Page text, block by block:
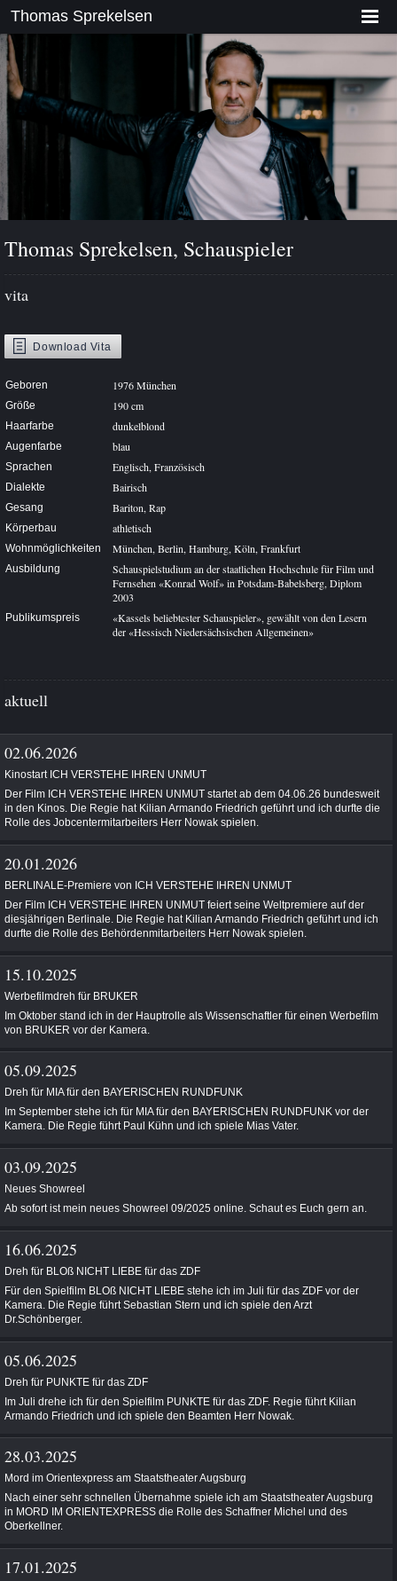
Thomas Sprekelsen
vita
Thomas Sprekelsen, Schauspieler
Download Vita
Geboren 1976 München
Größe 190 cm
Haarfarbe dunkelblond
Augenfarbe blau
Sprachen Englisch, Französisch
Dialekte Bairisch
Gesang Bariton, Rap
Körperbau athletisch
Wohnmöglichkeiten München, Berlin, Hamburg, Köln, Frankfurt
Ausbildung
Schauspielstudium an der staatlichen Hochschule für Film und
Fernsehen «Konrad Wolf» in Potsdam-Babelsberg, Diplom
2003
Publikumspreis
«Kassels beliebtester Schauspieler», gewählt von den Lesern
der «Hessisch Niedersächsischen Allgemeinen»
aktuell
02.06.2026
Kinostart ICH VERSTEHE IHREN UNMUT
Der Film ICH VERSTEHE IHREN UNMUT startet ab dem 04.06.26 bundesweit
in den Kinos. Die Regie hat Kilian Armando Friedrich geführt und ich durfte die
Rolle des Jobcentermitarbeiters Herr Nowak spielen.
20.01.2026
BERLINALE-Premiere von ICH VERSTEHE IHREN UNMUT
Der Film ICH VERSTEHE IHREN UNMUT feiert seine Weltpremiere auf der
diesjährigen Berlinale. Die Regie hat Kilian Armando Friedrich geführt und ich
durfte die Rolle des Behördenmitarbeiters Herr Nowak spielen.
15.10.2025
Werbefilmdreh für BRUKER
Im Oktober stand ich in der Hauptrolle als Wissenschaftler für einen Werbefilm
von BRUKER vor der Kamera.
05.09.2025
Dreh für MIA für den BAYERISCHEN RUNDFUNK
Im September stehe ich für MIA für den BAYERISCHEN RUNDFUNK vor der
Kamera. Die Regie führt Paul Kühn und ich spiele Mias Vater.
03.09.2025
Neues Showreel
Ab sofort ist mein neues Showreel 09/2025 online. Schaut es Euch gern an.
16.06.2025
Dreh für BLOß NICHT LIEBE für das ZDF
Für den Spielfilm BLOß NICHT LIEBE stehe ich im Juli für das ZDF vor der
Kamera. Die Regie führt Sebastian Stern und ich spiele den Arzt
Dr.Schönberger.
05.06.2025
Dreh für PUNKTE für das ZDF
Im Juli drehe ich für den Spielfilm PUNKTE für das ZDF. Regie führt Kilian
Armando Friedrich und ich spiele den Beamten Herr Nowak.
28.03.2025
Mord im Orientexpress am Staatstheater Augsburg
Nach einer sehr schnellen Übernahme spiele ich am Staatstheater Augsburg
in MORD IM ORIENTEXPRESS die Rolle des Schaffner Michel und des
Oberkellner.
17.01.2025